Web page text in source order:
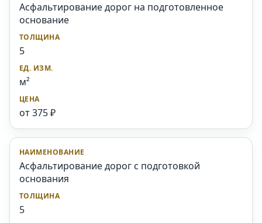
Асфальтирование дорог на подготовленное
основание
5
м²
от 375 ₽
Асфальтирование дорог с подготовкой
основания
5